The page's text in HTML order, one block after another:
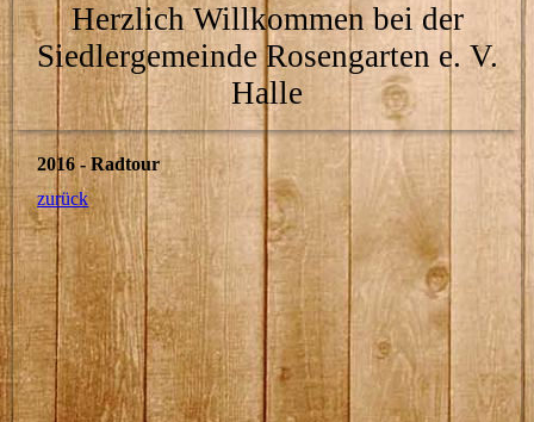
Herzlich Willkommen bei der
Siedlergemeinde Rosengarten e. V.
Halle
2016 - Radtour
zurück